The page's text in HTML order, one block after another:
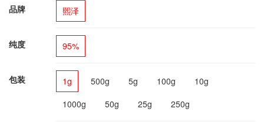
品牌 熙泽
纯度 95%
包装 1g 500g 5g 100g
10g
1000g
50g 25g 250g